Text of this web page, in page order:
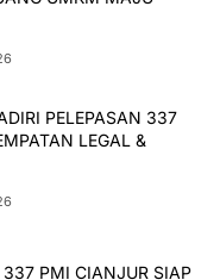
PELEPASAN 337
LEGAL &
PMI CIANJUR SIAP